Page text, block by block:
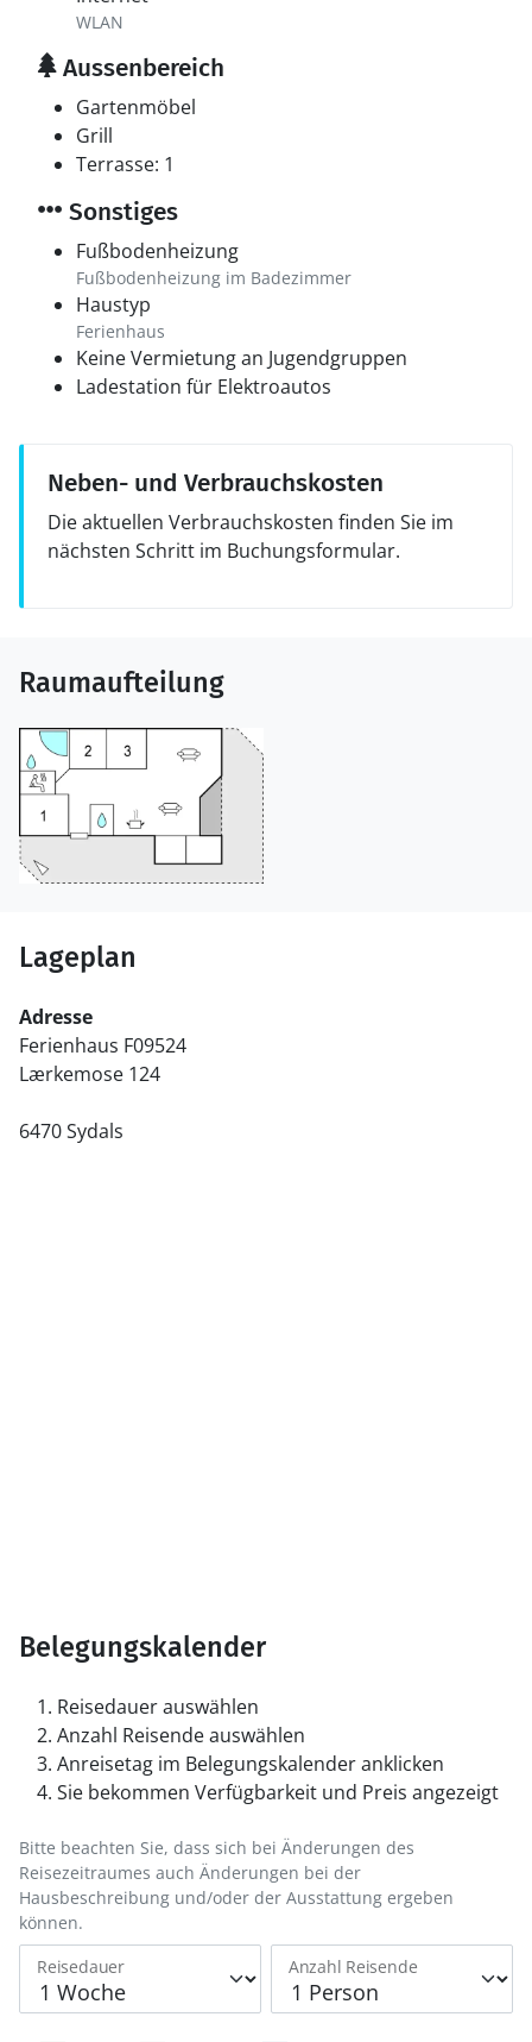
WLAN
Aussenbereich
Gartenmöbel
Grill
Terrasse: 1
Sonstiges
Fußbodenheizung
Fußbodenheizung im Badezimmer
Haustyp
Ferienhaus
Keine Vermietung an Jugendgruppen
Ladestation für Elektroautos
Neben- und Verbrauchskosten
Die aktuellen Verbrauchskosten finden Sie im
nächsten Schritt im Buchungsformular.
Raumaufteilung
Lageplan
Adresse
Ferienhaus F09524
Lærkemose 124
6470 Sydals
Belegungskalender
Reisedauer auswählen
Anzahl Reisende auswählen
Anreisetag im Belegungskalender anklicken
Sie bekommen Verfügbarkeit und Preis angezeigt
Reisedauer Anzahl Reisende
Bitte beachten Sie, dass sich bei Änderungen des
Reisezeitraumes auch Änderungen bei der
Hausbeschreibung und/oder der Ausstattung ergeben
können.